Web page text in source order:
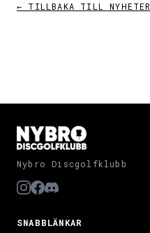
← TILLBAKA TILL NYHETER
Nybro Discgolfklubb
SNABBLÄNKAR